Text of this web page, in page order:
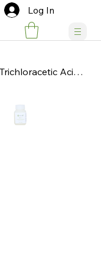
Log In
Peeling a l'acide Trichloracetique / Trichloracetic Acid Solution